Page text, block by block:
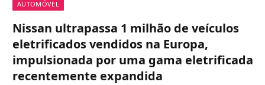
AUTOMÓVEL
Nissan ultrapassa 1 milhão de veículos
eletrificados vendidos na Europa,
impulsionada por uma gama eletrificada
recentemente expandida